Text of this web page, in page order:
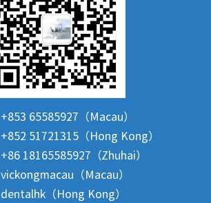
+853 65585927（Macau）
+852 51721315（Hong Kong）
+86 18165585927（Zhuhai）
vickongmacau（Macau）
dentalhk（Hong Kong）